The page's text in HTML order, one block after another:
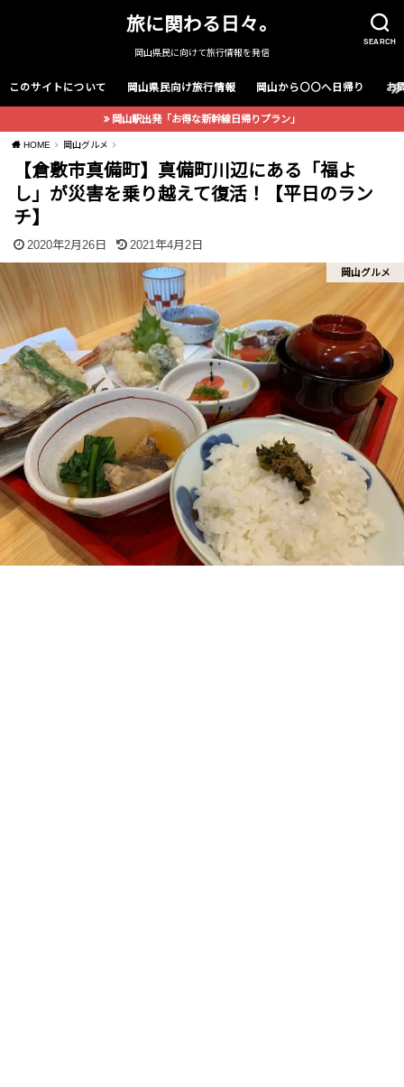
SEARCH
旅に関わる日々。
岡山県民に向けて旅行情報を発信
このサイトについて 岡山県民向け旅行情報 岡山から〇〇へ日帰り お
岡山駅出発「お得な新幹線日帰りプラン」
HOME 岡山グルメ
【倉敷市真備町】真備町川辺にある「福よ
し」が災害を乗り越えて復活！【平日のラン
チ】
2020年2月26日 2021年4月2日
岡山グルメ